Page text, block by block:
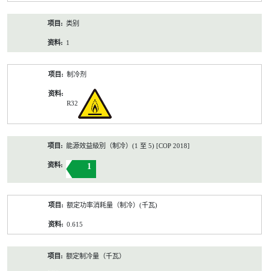
类别
1
制冷剂
R32
能源效益級別（制冷）(1 至 5) [COP 2018]
1
额定功率消耗量（制冷）(千瓦)
0.615
额定制冷量（千瓦）